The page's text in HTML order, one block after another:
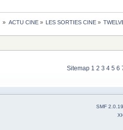
» ACTU CINE» LES SORTIES CINE»
Sitemap 1 2 3 4 5 6
SMF 2.0.19